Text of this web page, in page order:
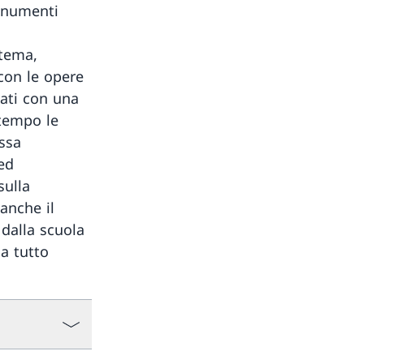
le opere
con una
le
il
scuola
tutto